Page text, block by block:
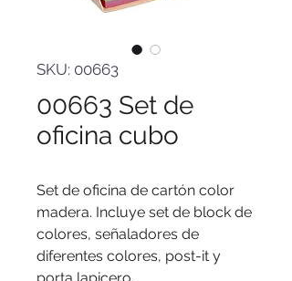
SKU: 00663
00663 Set de
oficina cubo
Set de oficina de cartón color
madera. Incluye set de block de
colores, señaladores de
diferentes colores, post-it y